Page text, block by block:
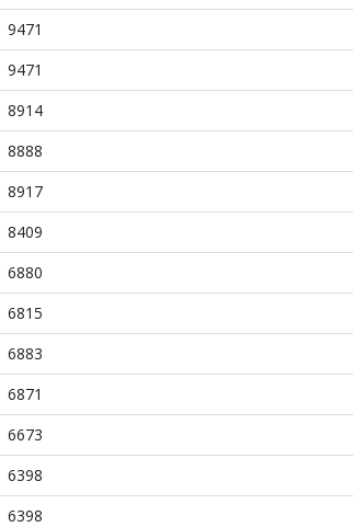
9471
9471
8914
8888
8917
8409
6880
6815
6883
6871
6673
6398
6398